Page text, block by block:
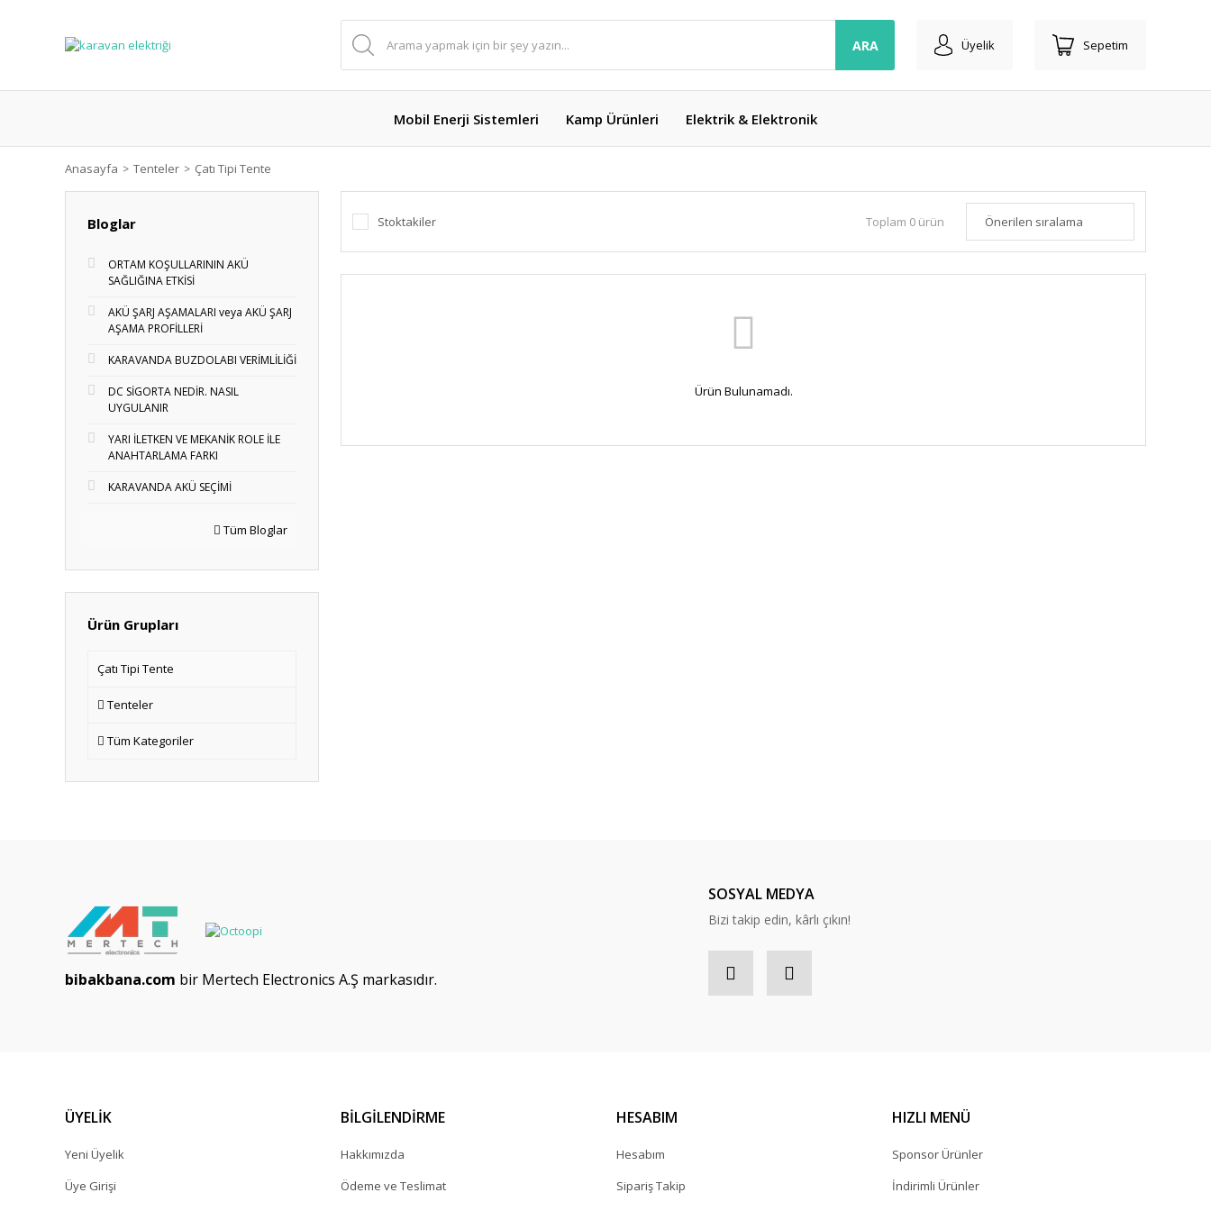
ARA Üyelik Sepetim
Mobil Enerji Sistemleri Kamp Ürünleri Elektrik & Elektronik
Anasayfa Tenteler Çatı Tipi Tente
Bloglar
ORTAM KOŞULLARININ AKÜ
SAĞLIĞINA ETKİSİ
AKÜ ŞARJ AŞAMALARI veya AKÜ ŞARJ
AŞAMA PROFİLLERİ
KARAVANDA BUZDOLABI VERİMLİLİĞİ
DC SİGORTA NEDİR. NASIL
UYGULANIR
YARI İLETKEN VE MEKANİK ROLE İLE
ANAHTARLAMA FARKI
KARAVANDA AKÜ SEÇİMİ
Tüm Bloglar
Ürün Grupları
Çatı Tipi Tente
Tenteler
Tüm Kategoriler
Stoktakiler Toplam 0 ürün
Ürün Bulunamadı.
bibakbana.com bir Mertech Electronics A.Ş markasıdır.
SOSYAL MEDYA
Bizi takip edin, kârlı çıkın!
ÜYELİK
Yeni Üyelik
Üye Girişi
BİLGİLENDİRME
Hakkımızda
Ödeme ve Teslimat
HESABIM
Hesabım
Sipariş Takip
HIZLI MENÜ
Sponsor Ürünler
İndirimli Ürünler